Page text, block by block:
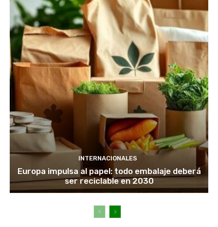
INTERNACIONALES
Europa impulsa al papel: todo embalaje deberá
ser reciclable en 2030